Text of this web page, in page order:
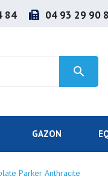
84 04 93 29 90

GAZON
Parker Anthracite